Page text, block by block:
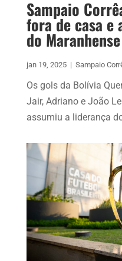
Sampaio
fora de casa e
do Maranhense
jan 19, 2025 | Sampaio
Os gols da Bolívia
Jair, Adriano e João
assumiu a liderança